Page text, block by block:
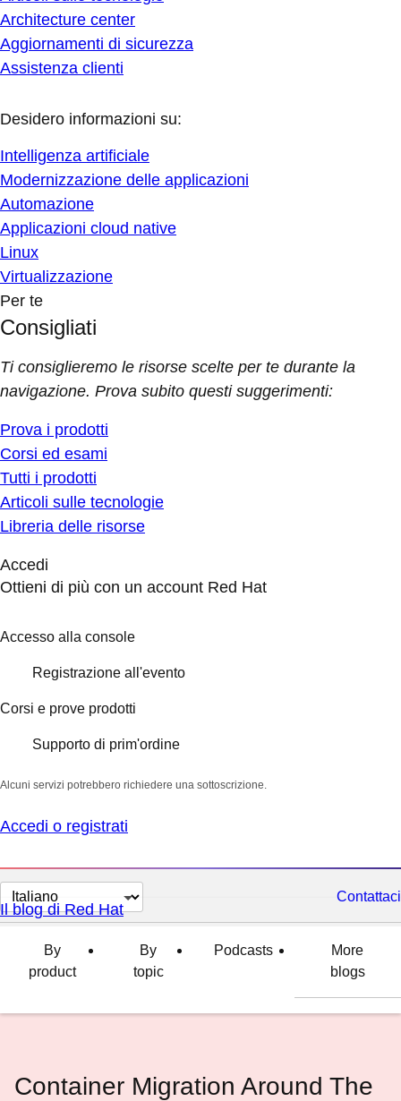
Architecture center
Aggiornamenti di sicurezza
Assistenza clienti
Desidero informazioni su:
Intelligenza artificiale
Modernizzazione delle applicazioni
Automazione
Applicazioni cloud native
Linux
Virtualizzazione
Per te
Consigliati
Ti consiglieremo le risorse scelte per te durante la
navigazione. Prova subito questi suggerimenti:
Prova i prodotti
Corsi ed esami
Tutti i prodotti
Articoli sulle tecnologie
Libreria delle risorse
Accedi
Ottieni di più con un account Red Hat
Accesso alla console
Registrazione all'evento
Corsi e prove prodotti
Supporto di prim'ordine
Alcuni servizi potrebbero richiedere una sottoscrizione.
Accedi o registrati
Cambia
lingua
Contattaci
Il blog di Red Hat
By
product
By
topic
Podcasts
More
blogs
Container Migration Around The